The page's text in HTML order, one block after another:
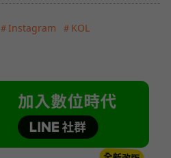
＃Instagram ＃KOL